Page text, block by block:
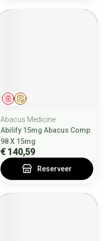
Op voorschrift
Geneesmiddel
Abacus Medicine
Abilify 15mg Abacus Comp
98 X 15mg
€ 140,59
Reserveer